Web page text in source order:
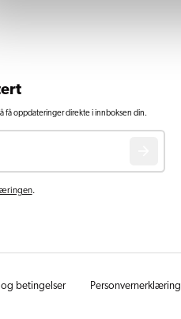
få oppdateringer direkte i innboksen din.
.
og betingelser Personvernerklæring